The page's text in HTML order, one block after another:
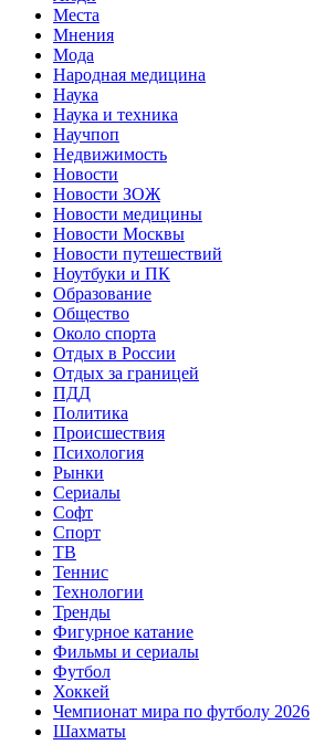
Места
Мнения
Мода
Народная медицина
Наука
Наука и техника
Научпоп
Недвижимость
Новости
Новости ЗОЖ
Новости медицины
Новости Москвы
Новости путешествий
Ноутбуки и ПК
Образование
Общество
Около спорта
Отдых в России
Отдых за границей
ПДД
Политика
Происшествия
Психология
Рынки
Сериалы
Софт
Спорт
ТВ
Теннис
Технологии
Тренды
Фигурное катание
Фильмы и сериалы
Футбол
Хоккей
Чемпионат мира по футболу 2026
Шахматы